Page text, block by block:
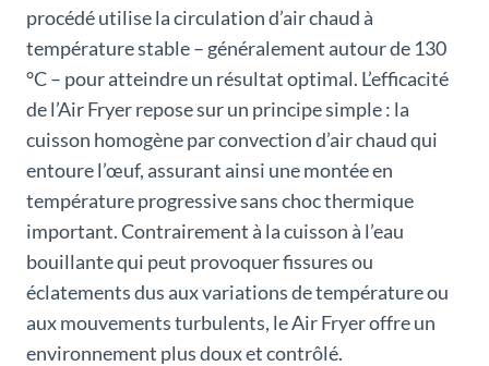
procédé utilise la circulation d’air chaud à
température stable – généralement autour de 130
°C – pour atteindre un résultat optimal. L’efficacité
de l’Air Fryer repose sur un principe simple : la
cuisson homogène par convection d’air chaud qui
entoure l’œuf, assurant ainsi une montée en
température progressive sans choc thermique
important. Contrairement à la cuisson à l’eau
bouillante qui peut provoquer fissures ou
éclatements dus aux variations de température ou
aux mouvements turbulents, le Air Fryer offre un
environnement plus doux et contrôlé.